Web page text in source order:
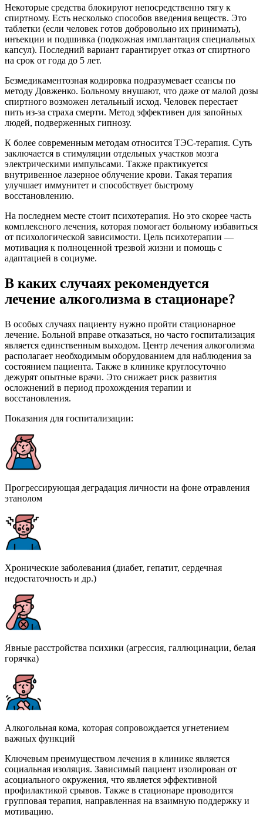
Некоторые средства блокируют непосредственно тягу к
спиртному. Есть несколько способов введения веществ. Это
таблетки (если человек готов добровольно их принимать),
инъекции и подшивка (подкожная имплантация специальных
капсул). Последний вариант гарантирует отказ от спиртного
на срок от года до 5 лет.
Безмедикаментозная кодировка подразумевает сеансы по
методу Довженко. Больному внушают, что даже от малой дозы
спиртного возможен летальный исход. Человек перестает
пить из-за страха смерти. Метод эффективен для запойных
людей, подверженных гипнозу.
К более современным методам относится ТЭС-терапия. Суть
заключается в стимуляции отдельных участков мозга
электрическими импульсами. Также практикуется
внутривенное лазерное облучение крови. Такая терапия
улучшает иммунитет и способствует быстрому
восстановлению.
На последнем месте стоит психотерапия. Но это скорее часть
комплексного лечения, которая помогает больному избавиться
от психологической зависимости. Цель психотерапии —
мотивация к полноценной трезвой жизни и помощь с
адаптацией в социуме.
В каких случаях рекомендуется
лечение алкоголизма в стационаре?
В особых случаях пациенту нужно пройти стационарное
лечение. Больной вправе отказаться, но часто госпитализация
является единственным выходом. Центр лечения алкоголизма
располагает необходимым оборудованием для наблюдения за
состоянием пациента. Также в клинике круглосуточно
дежурят опытные врачи. Это снижает риск развития
осложнений в период прохождения терапии и
восстановления.
Показания для госпитализации:
Прогрессирующая деградация личности на фоне отравления
этанолом
Хронические заболевания (диабет, гепатит, сердечная
недостаточность и др.)
Явные расстройства психики (агрессия, галлюцинации, белая
горячка)
Алкогольная кома, которая сопровождается угнетением
важных функций
Ключевым преимуществом лечения в клинике является
социальная изоляция. Зависимый пациент изолирован от
асоциального окружения, что является эффективной
профилактикой срывов. Также в стационаре проводится
групповая терапия, направленная на взаимную поддержку и
мотивацию.